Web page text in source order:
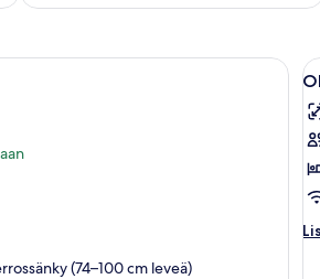
ja näkymä ulos.
Makuuhuoneessa on suuri sänky,
(74–100 cm leveä)